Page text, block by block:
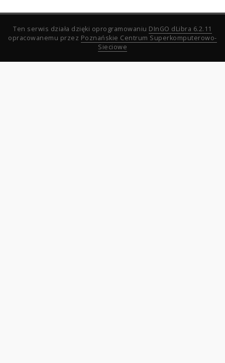
Ten serwis działa dzięki oprogramowaniu DInGO dLibra 6.2.11
opracowanemu przez Poznańskie Centrum Superkomputerowo-
Sieciowe